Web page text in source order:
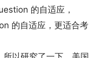
的自适应，
的自适应，更适合考